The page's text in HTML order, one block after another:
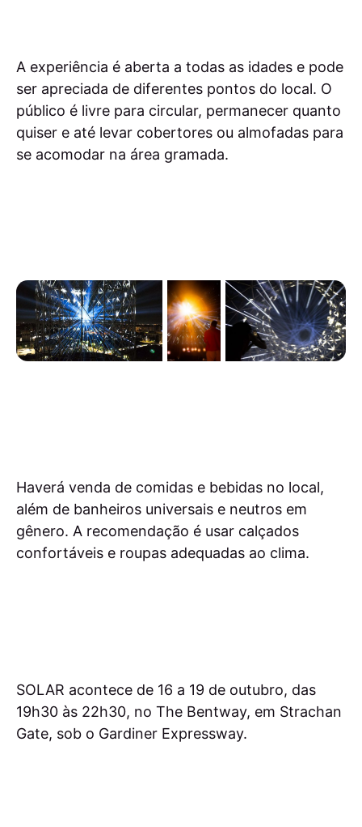
A experiência é aberta a todas as idades e pode
ser apreciada de diferentes pontos do local. O
público é livre para circular, permanecer quanto
quiser e até levar cobertores ou almofadas para
se acomodar na área gramada.
Haverá venda de comidas e bebidas no local,
além de banheiros universais e neutros em
gênero. A recomendação é usar calçados
confortáveis e roupas adequadas ao clima.
SOLAR acontece de 16 a 19 de outubro, das
19h30 às 22h30, no The Bentway, em Strachan
Gate, sob o Gardiner Expressway.